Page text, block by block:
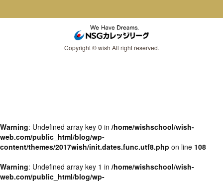
Copyright © wish All right reserved.
Warning: Undefined array key 0 in /home/wishschool/wish-
web.com/public_html/blog/wp-
content/themes/2017wish/init.dates.func.utf8.php on line 108
Warning: Undefined array key 1 in /home/wishschool/wish-
web.com/public_html/blog/wp-